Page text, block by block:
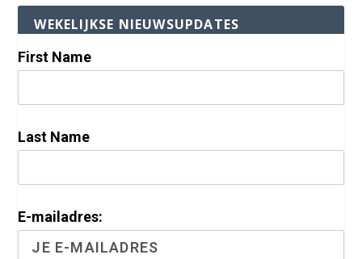
WEKELIJKSE NIEUWSUPDATES
First Name
Last Name
E-mailadres: